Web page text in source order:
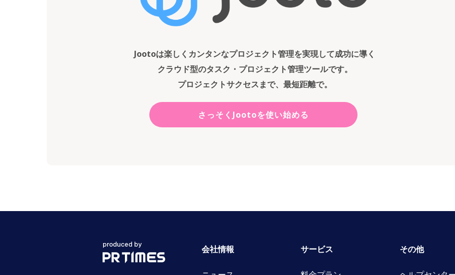
Jootoは楽しくカンタンなプロジェクト管理を実現して成功に導く
クラウド型のタスク・プロジェクト管理ツールです。
プロジェクトサクセスまで、最短距離で。
さっそくJootoを使い始める
会社情報 サービス その他